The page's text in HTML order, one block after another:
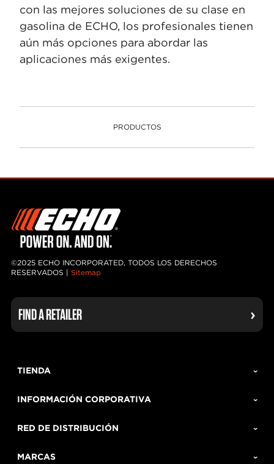
con las mejores soluciones de su clase en
gasolina de ECHO, los profesionales tienen
aún más opciones para abordar las
aplicaciones más exigentes.
PRODUCTOS
PRODUCTOS
©2025 ECHO INCORPORATED, TODOS LOS DERECHOS
RESERVADOS | Sitemap
FIND A RETAILER
TIENDA
INFORMACIÓN CORPORATIVA
RED DE DISTRIBUCIÓN
MARCAS